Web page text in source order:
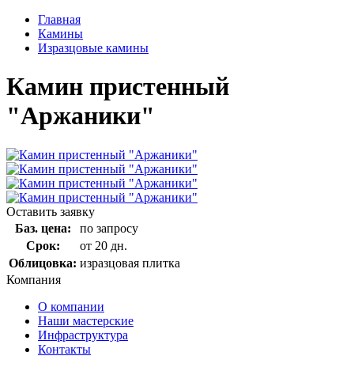
Главная
Камины
Изразцовые камины
Камин пристенный
"Аржаники"
Оставить заявку
Баз. цена:
по запросу
Срок:
от 20 дн.
Облицовка: изразцовая плитка
Компания
О компании
Наши мастерские
Инфраструктура
Контакты